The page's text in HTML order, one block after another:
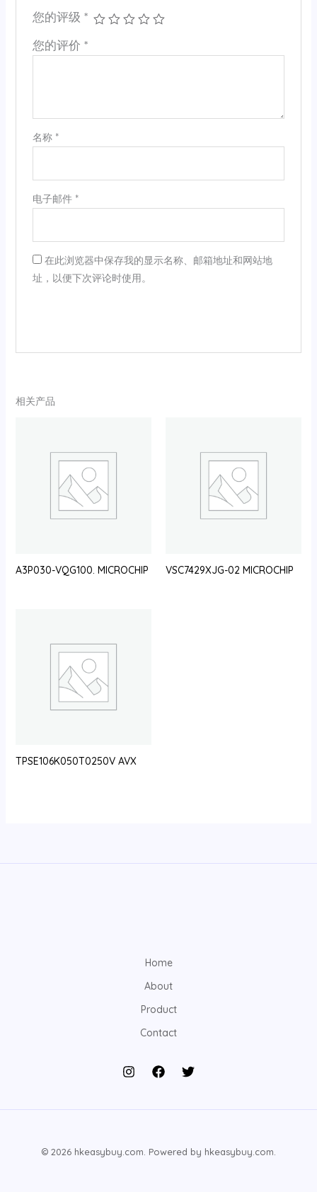
您的评级 *
您的评价 *
名称 *
电子邮件 *
在此浏览器中保存我的显示名称、邮箱地址和网站地
址，以便下次评论时使用。
相关产品
A3P030-VQG100. MICROCHIP VSC7429XJG-02 MICROCHIP
TPSE106K050T0250V AVX
Home
About
Product
Contact
© 2026 hkeasybuy.com. Powered by hkeasybuy.com.